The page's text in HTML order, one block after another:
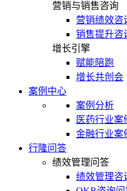
营销与销售咨询
营销绩效咨
销售提升咨
增长引擎
赋能陪跑
增长共创会
案例中心
案例分析
医药行业案
金融行业案
行隆问答
绩效管理问答
绩效管理咨